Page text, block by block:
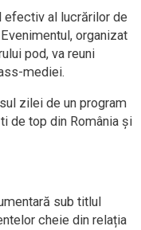
efectiv al lucrărilor de
organizat
pod, va reuni
mediei.
zilei de un program
de top din România și
sub titlul
cheie din relația